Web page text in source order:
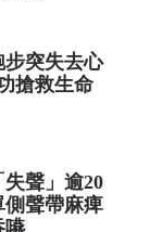
步突失去心
搶救生命
聲」逾20
聲帶麻痺
嚥